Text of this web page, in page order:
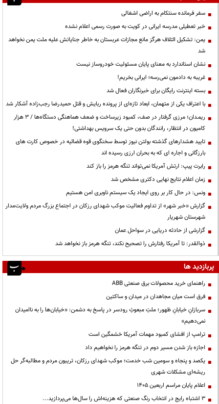
سفر فرمانده سنتکام به اراضی اشغالی
خبر تعطیلی مدرسه ایرانی در کویت به صورت رسمی اعلام نشده
یمن: تشکیل ائتلاف هرگز مانع مجازات عربستان به خاطر جنایاتش علیه ملت یمن نخواهد
شد
نشان استاندارد به معنای پایان مسئولیت خودروساز نیست
غریبه به دادمون نمی‌رسه؛ ایرانی بخریم!
بسته اینترنت رایگان برای خبرنگاران فعال شد
با اعتراف یکی از متهمان، ابعاد تازه‌ای از پرونده ربایش و قتل حمیدرضا رجب‌زاده آشکار شد
ریمـدان؛ مرزی گرفتار در صف، کمبود زیرساخت و ضعف هماهنگی دستگاه‌ها / ۳ هزار
کامیون در انتظار، رانندگان بدون حتی یک سرویس بهداشتی!
تایید هشدارهای گذشته بولتن نیوز توسط سخنگوی قوه قضائیه در خصوص کارت های
بارزگانی و اجاره ای که به بحران ارزی رسیده اند
رابرت پیپ: ارتش آمریکا نمی‌تواند تنگه هرمز را باز کند
زمان اعلام نتایج نهایی دکتری مشخص شد
ونس: در حال کار بر روی ایجاد یک سیستم ناوبری امن هستیم
گزارش «خبر شهر» از تداوم فعالیت موکب شهدای رزکان در اجتماع بزرگ مردم ولایت‌مدار
شهرستان شهریار
گزارشی از حادثه دریایی در سواحل عمان
ذوالقدر: تا آمریکا رفتارش را تصحیح نکند، تنگه هرمز باز نخواهد شد
پربازدید ها
راهنمای خرید محصولات برق صنعتی ABB
فرق است میان مجاهدان در میدان و ساکتین
سربازانِ خیابانِ ظهور؛ ملتِ مبعوثِ رودسر در پاسخ به دشمن: «خیابان‌ها را به ناامیدان
نمی‌دهیم»
ترامپ از افشای کمبود مهمات آمریکا خشمگین است
اجازه باز شدن مسیر دوم در تنگه هرمز را نخواهیم داد
یکصد و پنجاه و سومین شب خدمت؛ موکب شهدای رزکان، تریبون مردم و مطالبه‌گر حل
ریشه‌ای مشکلات شهری
اعلام پایان مراسم اربعین ۱۴۰۵
3 اشتباه رایج در انتخاب رنگ صنعتی که هزینه‌اش را سال‌ها می‌پردازید...